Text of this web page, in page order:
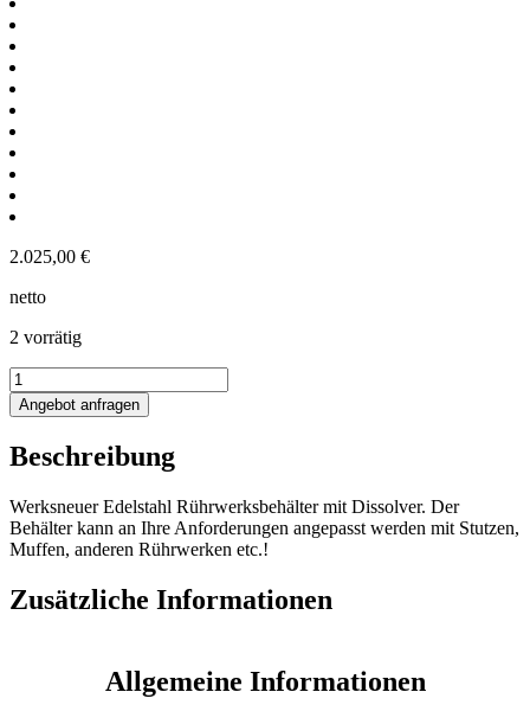
2.025,00 €
netto
2 vorrätig
57L
Edelstahl
Rührwerksbehälter
Dissolver
Angebot anfragen
Beschreibung
Werksneuer Edelstahl Rührwerksbehälter mit Dissolver. Der
Behälter kann an Ihre Anforderungen angepasst werden mit Stutzen,
Muffen, anderen Rührwerken etc.!
Zusätzliche Informationen
Allgemeine Informationen